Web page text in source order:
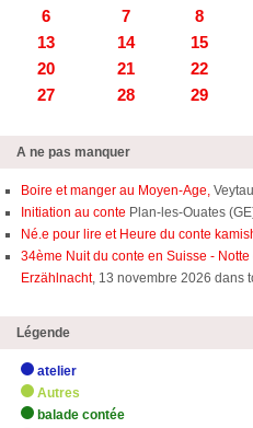
6
7 8
13
14 15
20
21 22
27
28 29
A ne pas manquer
Boire et manger au Moyen-Age,
Initiation au conte Plan-les-Ouates
Né.e pour lire et Heure du conte
34ème Nuit du conte en Suisse -
Erzählnacht, 13 novembre 2026 dans
Légende
atelier
Autres
balade contée